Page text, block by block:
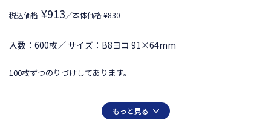
税込価格 ¥913／本体価格 ¥830
入数：600枚／ サイズ：B8ヨコ 91×64mm
100枚ずつのりづけしてあります。
もっと見る